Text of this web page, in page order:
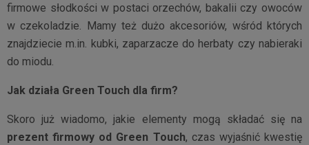
firmowe słodkości w postaci orzechów, bakalii czy owoców
w czekoladzie. Mamy też dużo akcesoriów, wśród których
znajdziecie m.in. kubki, zaparzacze do herbaty czy nabieraki
do miodu.
Jak działa Green Touch dla firm?
Skoro już wiadomo, jakie elementy mogą składać się na
prezent firmowy od Green Touch, czas wyjaśnić kwestię